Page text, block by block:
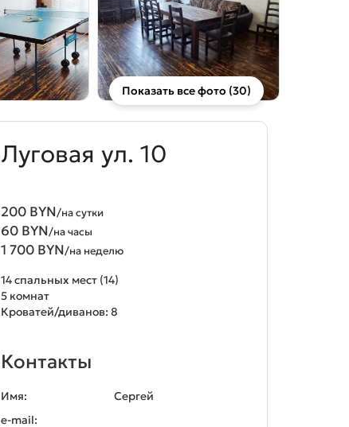
Показать все фото (30)
Луговая ул. 10
200 BYN/на сутки
60 BYN/на часы
1 700 BYN/на неделю
14 спальных мест (14)
5 комнат
Кроватей/диванов: 8
Контакты
Имя:
Сергей
e-mail: